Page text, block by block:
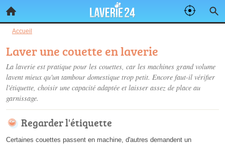
Accueil
Laver une couette en laverie
La laverie est pratique pour les couettes, car les machines grand volume
lavent mieux qu'un tambour domestique trop petit. Encore faut-il vérifier
l'étiquette, choisir une capacité adaptée et laisser assez de place au
garnissage.
Regarder l'étiquette
Certaines couettes passent en machine, d'autres demandent un